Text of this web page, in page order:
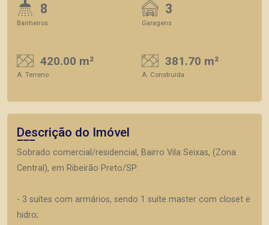
8
Banheiros
3
Garagens
420.00 m²
A. Terreno
381.70 m²
A. Construída
Descrição do Imóvel
Sobrado comercial/residencial, Bairro Vila Seixas, (Zona
Central), em Ribeirão Preto/SP:
- 3 suítes com armários, sendo 1 suíte master com closet e
hidro;